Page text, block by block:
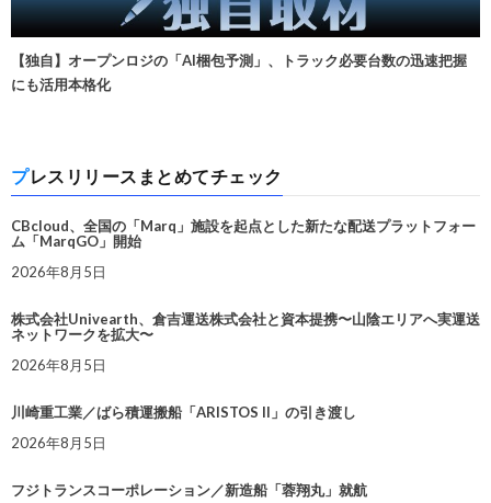
【独自】オープンロジの「AI梱包予測」、トラック必要台数の迅速把握
にも活用本格化
プレスリリースまとめてチェック
CBcloud、全国の「Marq」施設を起点とした新たな配送プラットフォー
ム「MarqGO」開始
2026年8月5日
株式会社Univearth、倉吉運送株式会社と資本提携〜山陰エリアへ実運送
ネットワークを拡大〜
2026年8月5日
川崎重工業／ばら積運搬船「ARISTOS II」の引き渡し
2026年8月5日
フジトランスコーポレーション／新造船「蓉翔丸」就航